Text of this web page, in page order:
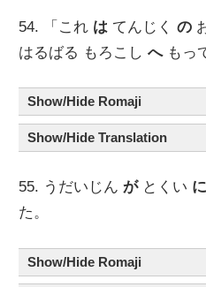
54. 「これ は てんじくの
はるばる もろこしへもっ
Show/Hide Romaji
Show/Hide Translation
55. うだいじんがとくい に
た。
Show/Hide Romaji